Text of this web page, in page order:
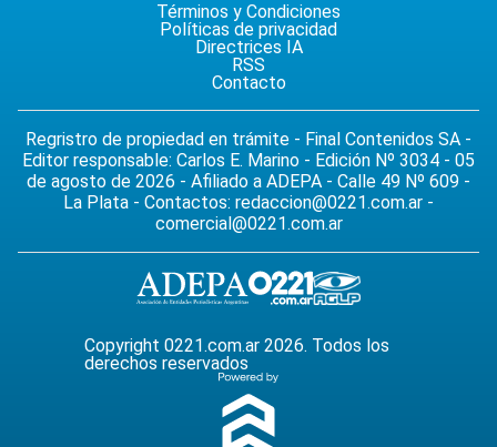
Términos y Condiciones
Políticas de privacidad
Directrices IA
RSS
Contacto
Regristro de propiedad en trámite - Final Contenidos SA -
Editor responsable: Carlos E. Marino - Edición Nº 3034 - 05
de agosto de 2026 - Afiliado a ADEPA - Calle 49 Nº 609 -
La Plata - Contactos: redaccion@0221.com.ar -
comercial@0221.com.ar
Copyright 0221.com.ar 2026. Todos los
derechos reservados